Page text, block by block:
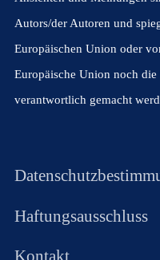
Autors/der Autoren und
Europäischen Union oder
Europäische Union noch
verantwortlich gemacht
Haftungsausschluss
Kontakt